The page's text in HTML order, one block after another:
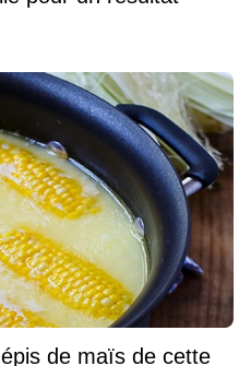
de maïs de cette